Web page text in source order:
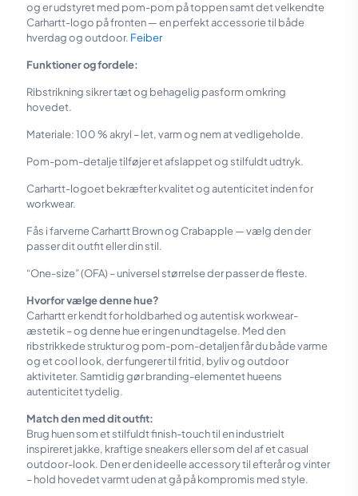
og er udstyret med pom-pom på toppen samt det velkendte
Carhartt-logo på fronten — en perfekt accessorie til både
hverdag og outdoor. Feiber
Funktioner og fordele:
Ribstrikning sikrer tæt og behagelig pasform omkring
hovedet.
Materiale: 100 % akryl – let, varm og nem at vedligeholde.
Pom-pom-detalje tilføjer et afslappet og stilfuldt udtryk.
Carhartt-logoet bekræfter kvalitet og autenticitet inden for
workwear.
Fås i farverne Carhartt Brown og Crabapple — vælg den der
passer dit outfit eller din stil.
“One-size” (OFA) – universel størrelse der passer de fleste.
Hvorfor vælge denne hue?
Carhartt er kendt for holdbarhed og autentisk workwear-
æstetik – og denne hue er ingen undtagelse. Med den
ribstrikkede struktur og pom-pom-detaljen får du både varme
og et cool look, der fungerer til fritid, byliv og outdoor
aktiviteter. Samtidig gør branding-elementet hueens
autenticitet tydelig.
Match den med dit outfit:
Brug huen som et stilfuldt finish-touch til en industrielt
inspireret jakke, kraftige sneakers eller som del af et casual
outdoor-look. Den er den ideelle accessory til efterår og vinter
– hold hovedet varmt uden at gå på kompromis med style.